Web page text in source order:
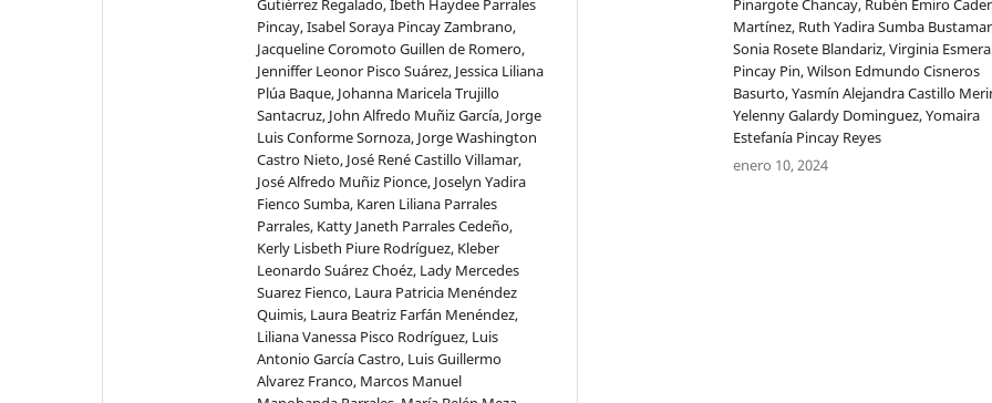
Gutiérrez Regalado, Ibeth Haydee Parrales
Pincay, Isabel Soraya Pincay Zambrano,
Jacqueline Coromoto Guillen de Romero,
Jenniffer Leonor Pisco Suárez, Jessica Liliana
Plúa Baque, Johanna Maricela Trujillo
Santacruz, John Alfredo Muñiz García, Jorge
Luis Conforme Sornoza, Jorge Washington
Castro Nieto, José René Castillo Villamar,
José Alfredo Muñiz Pionce, Joselyn Yadira
Fienco Sumba, Karen Liliana Parrales
Parrales, Katty Janeth Parrales Cedeño,
Kerly Lisbeth Piure Rodríguez, Kleber
Leonardo Suárez Choéz, Lady Mercedes
Suarez Fienco, Laura Patricia Menéndez
Quimis, Laura Beatriz Farfán Menéndez,
Liliana Vanessa Pisco Rodríguez, Luis
Antonio García Castro, Luis Guillermo
Alvarez Franco, Marcos Manuel
Pinargote Chancay, Rubén Emiro
Martínez, Ruth Yadira Sumba
Sonia Rosete Blandariz, Virginia
Pincay Pin, Wilson Edmundo Cisneros
Basurto, Yasmín Alejandra Castillo
Yelenny Galardy Dominguez, Yomaira
Estefanía Pincay Reyes
enero 10, 2024